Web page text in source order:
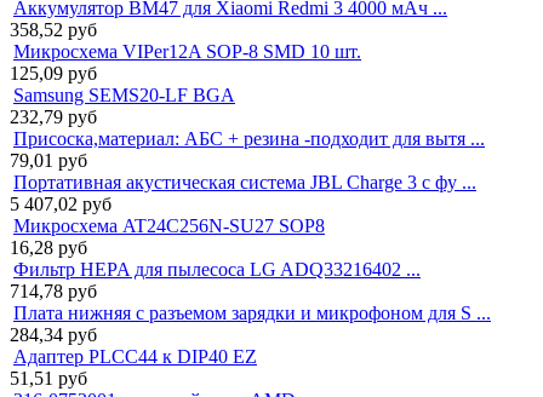
Аккумулятор BM47 для Xiaomi Redmi 3 4000 мАч ...
358,52 руб
Микросхема VIPer12A SOP-8 SMD 10 шт.
125,09 руб
Samsung SEMS20-LF BGA
232,79 руб
Присоска,материал: АБС + резина -подходит для вытя ...
79,01 руб
Портативная акустическая система JBL Charge 3 с фу ...
5 407,02 руб
Микросхема AT24C256N-SU27 SOP8
16,28 руб
Фильтр HEPA для пылесоса LG ADQ33216402 ...
714,78 руб
Плата нижняя с разъемом зарядки и микрофоном для S ...
284,34 руб
Адаптер PLCC44 к DIP40 EZ
51,51 руб